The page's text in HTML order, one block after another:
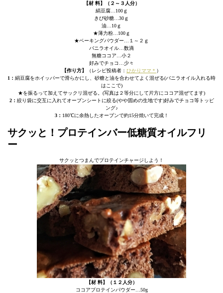
【材 料】（２～３人分）
絹豆腐…100ｇ
きび砂糖…30ｇ
油…10ｇ
★薄力粉…100ｇ
★ベーキングパウダー…１～２ｇ
バニラオイル…数滴
無糖ココア…小２
好みでチョコ…少々
【作り方】
（レシピ投稿者： ひかりママ＊ ）
1： 絹豆腐をホイッパーで滑らかにし、砂糖と油を合わせてよく混ぜる(バニラオイル入れる時
はここで)
★を振るって加えてサックリ混ぜる。(写真は２等分にして片方にココア混ぜてます)
2： 絞り袋に交互に入れてオーブンシートに絞る(やや固めの生地です)好みでチョコ等トッピ
ング♪
3： 180℃に余熱したオーブンで約15分焼いて完成！
サクッと！プロテインバー低糖質オイルフリ
ー
サクッとつまんでプロテインチャージしよう！
【材 料】（１２人分）
ココアプロテインパウダー…50g